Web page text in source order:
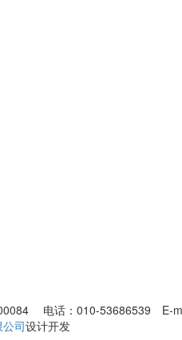
电话：010-53686539 E-
司设计开发